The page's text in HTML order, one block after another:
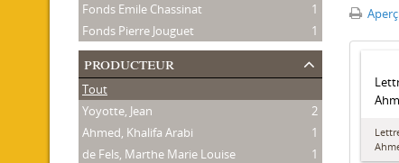
Fonds Emile Chassinat
1
Fonds Pierre Jouguet
1
producteur
Tout
Yoyotte, Jean
2
Ahmed, Khalifa Arabi
1
de Fels, Marthe Marie Louise
1